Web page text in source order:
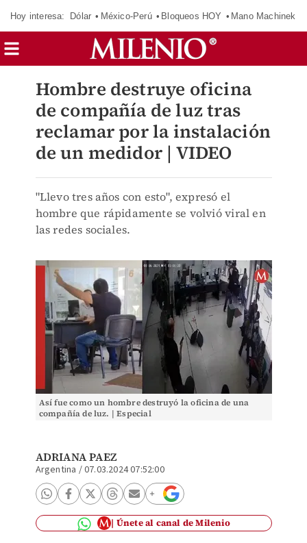
Hoy interesa: Dólar México-Perú Bloqueos HOY Mano Machinek
Hombre destruye oficina
de compañía de luz tras
reclamar por la instalación
de un medidor | VIDEO
"Llevo tres años con esto", expresó el
hombre que rápidamente se volvió viral en
las redes sociales.
Así fue como un hombre destruyó la oficina de una
compañía de luz. | Especial
ADRIANA PAEZ
Argentina /07.03.2024 07:52:00
Únete al canal de Milenio